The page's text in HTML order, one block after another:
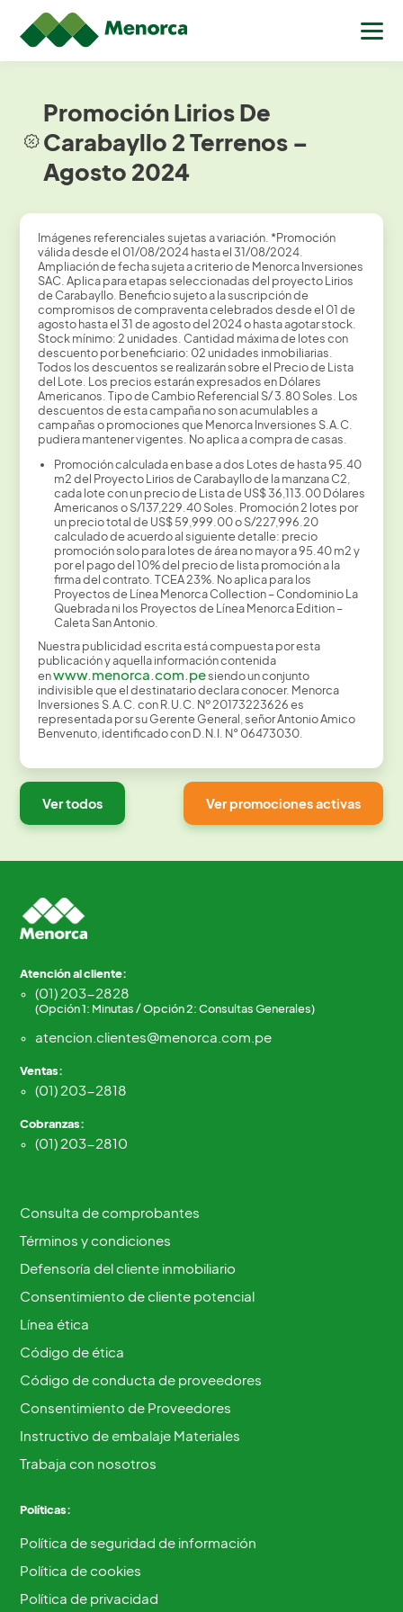
Promoción Lirios De
Carabayllo 2 Terrenos –
Agosto 2024
Imágenes referenciales sujetas a variación. *Promoción
válida desde el 01/08/2024 hasta el 31/08/2024.
Ampliación de fecha sujeta a criterio de Menorca Inversiones
SAC. Aplica para etapas seleccionadas del proyecto Lirios
de Carabayllo. Beneficio sujeto a la suscripción de
compromisos de compraventa celebrados desde el 01 de
agosto hasta el 31 de agosto del 2024 o hasta agotar stock.
Stock mínimo: 2 unidades. Cantidad máxima de lotes con
descuento por beneficiario: 02 unidades inmobiliarias.
Todos los descuentos se realizarán sobre el Precio de Lista
del Lote. Los precios estarán expresados en Dólares
Americanos. Tipo de Cambio Referencial S/ 3.80 Soles. Los
descuentos de esta campaña no son acumulables a
campañas o promociones que Menorca Inversiones S.A.C.
pudiera mantener vigentes. No aplica a compra de casas.
Promoción calculada en base a dos Lotes de hasta 95.40
m2 del Proyecto Lirios de Carabayllo de la manzana C2,
cada lote con un precio de Lista de US$ 36,113.00 Dólares
Americanos o S/137,229.40 Soles. Promoción 2 lotes por
un precio total de US$ 59,999.00 o S/227,996.20
calculado de acuerdo al siguiente detalle: precio
promoción solo para lotes de área no mayor a 95.40 m2 y
por el pago del 10% del precio de lista promoción a la
firma del contrato. TCEA 23%. No aplica para los
Proyectos de Línea Menorca Collection – Condominio La
Quebrada ni los Proyectos de Línea Menorca Edition –
Caleta San Antonio.
Nuestra publicidad escrita está compuesta por esta
publicación y aquella información contenida
enwww.menorca.com.pesiendo un conjunto
indivisible que el destinatario declara conocer. Menorca
Inversiones S.A.C. con R.U.C. Nº 20173223626 es
representada por su Gerente General, señor Antonio Amico
Benvenuto, identificado con D.N.I. N° 06473030.
Ver todos Ver promociones activas
Atención al cliente:
(01) 203-2828
(Opción 1: Minutas / Opción 2: Consultas Generales)
atencion.clientes@menorca.com.pe
Ventas:
(01) 203-2818
Cobranzas:
(01) 203-2810
Consulta de comprobantes
Términos y condiciones
Defensoría del cliente inmobiliario
Consentimiento de cliente potencial
Línea ética
Código de ética
Código de conducta de proveedores
Consentimiento de Proveedores
Instructivo de embalaje Materiales
Trabaja con nosotros
Políticas:
Política de seguridad de información
Política de cookies
Política de privacidad